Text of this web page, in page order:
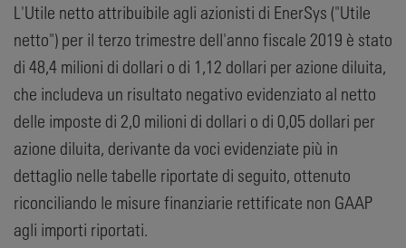
L'Utile netto attribuibile agli azionisti di EnerSys ("Utile
netto") per il terzo trimestre dell'anno fiscale 2019 è stato
di 48,4 milioni di dollari o di 1,12 dollari per azione diluita,
che includeva un risultato negativo evidenziato al netto
delle imposte di 2,0 milioni di dollari o di 0,05 dollari per
azione diluita, derivante da voci evidenziate più in
dettaglio nelle tabelle riportate di seguito, ottenuto
riconciliando le misure finanziarie rettificate non GAAP
agli importi riportati.